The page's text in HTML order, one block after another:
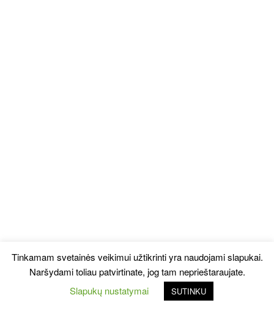
Tinkamam svetainės veikimui užtikrinti yra naudojami slapukai.
Naršydami toliau patvirtinate, jog tam neprieštaraujate.
Slapukų nustatymai
SUTINKU